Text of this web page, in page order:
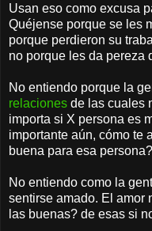
Usan eso como excusa
Quéjense porque se les
porque perdieron su
no porque les da pereza
No entiendo porque la
relaciones de las cuales
importa si X persona es
importante aún, cómo te
buena para esa persona?
No entiendo como la
sentirse amado. El amor
las buenas? de esas si